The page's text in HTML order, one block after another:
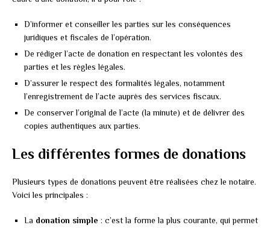
D’informer et conseiller les parties sur les conséquences
juridiques et fiscales de l’opération.
De rédiger l’acte de donation en respectant les volontés des
parties et les règles légales.
D’assurer le respect des formalités légales, notamment
l’enregistrement de l’acte auprès des services fiscaux.
De conserver l’original de l’acte (la minute) et de délivrer des
copies authentiques aux parties.
Les différentes formes de donations
Plusieurs types de donations peuvent être réalisées chez le notaire.
Voici les principales :
La donation simple : c’est la forme la plus courante, qui permet